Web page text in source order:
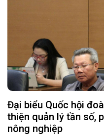
Đại biểu Quốc hội
thiện quản lý tần số,
nông nghiệp